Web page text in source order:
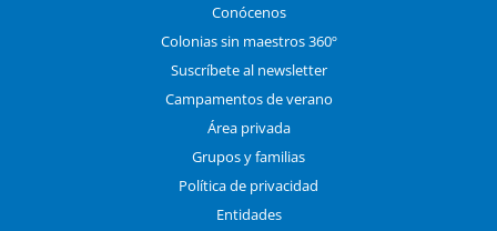
Conócenos
Colonias sin maestros 360º
Suscríbete al newsletter
Campamentos de verano
Área privada
Grupos y familias
Política de privacidad
Entidades